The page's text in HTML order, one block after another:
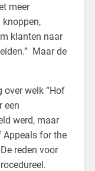
meer
klanten naar
Maar de
over welk “Hof
een
werd, maar
Appeals for the
reden voor